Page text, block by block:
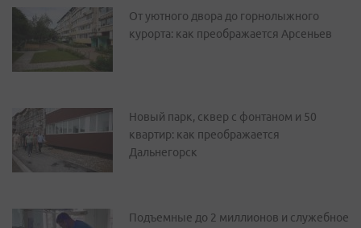
От уютного двора до горнолыжного
курорта: как преображается Арсеньев
Новый парк, сквер с фонтаном и 50
квартир: как преображается
Дальнегорск
Подъемные до 2 миллионов и служебное